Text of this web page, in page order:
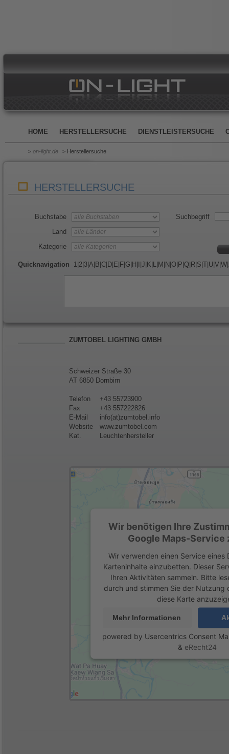
HOME HERSTELLERSUCHE DIENSTLEISTERSUCHE
> on-light.de > Herstellersuche
HERSTELLERSUCHE
Buchstabe
Land
Kategorie
Suchbegriff
Quicknavigation 1 2 3 A B C D E F G H J K L M N O P Q R S T U V W
ZUMTOBEL LIGHTING GMBH
Schweizer Straße 30
AT 6850 Dornbirn
Telefon
+43 55723900
Fax
+43 557222826
E-Mail
info(at)zumtobel.info
Website
www.zumtobel.com
Kat.
Leuchtenhersteller
Wir benötigen Ihre
Google Maps-Service
Wir verwenden einen Service eines
Karteninhalte einzubetten. Dieser
Ihren Aktivitäten sammeln. Bitte
durch und stimmen Sie der Nutzung
diese Karte
Mehr Informationen
powered by Usercentrics Consent
& eRecht24